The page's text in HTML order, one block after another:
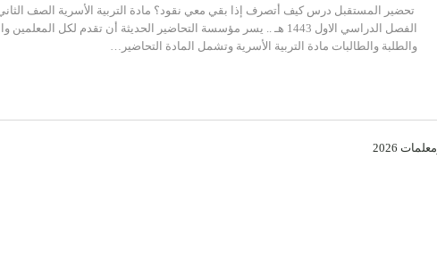
تحضير المستقبل درس كيف أتصرف إذا بقي معي نقود؟ مادة التربية الأسرية الصف الثاني
الفصل الدراسي الاول 1443 هـ .. يسر مؤسسة التحاضير الحديثة أن تقدم لكل
والطلبة والطالبات مادة التربية الأسرية وتشمل المادة التحاضير…
معلمات